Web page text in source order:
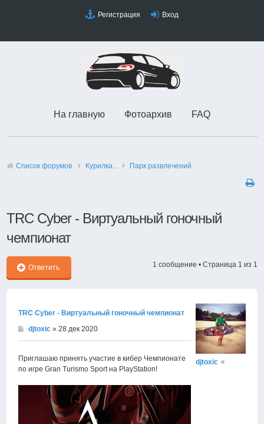
Регистрация Вход
На главную Фотоархив FAQ
Список форумов Курилка... Парк развлечений
TRC Cyber - Виртуальный гоночный
чемпионат
Ответить 1 сообщение • Страница 1 из 1
TRC Cyber - Виртуальный гоночный чемпионат
djtoxic » 28 дек 2020
Приглашаю принять участие в кибер Чемпионате
по игре Gran Turismo Sport на PlayStation!
djtoxic